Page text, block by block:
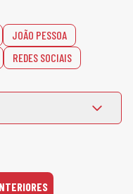
JOÃO PESSOA
REDES SOCIAIS